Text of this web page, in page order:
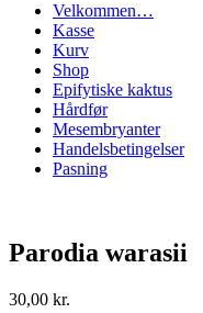
Velkommen…
Kasse
Kurv
Shop
Epifytiske kaktus
Hårdfør
Mesembryanter
Handelsbetingelser
Pasning
Parodia warasii
30,00 kr.